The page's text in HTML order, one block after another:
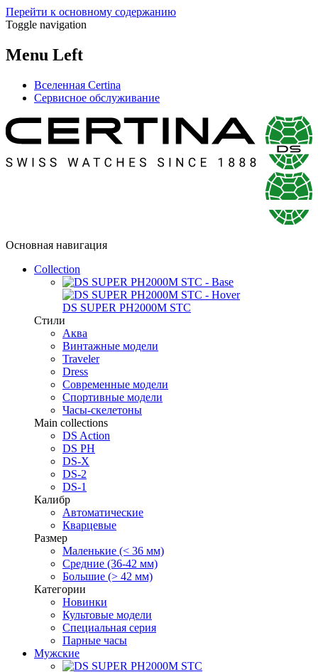
Перейти к основному содержанию
Toggle navigation
Menu Left
Вселенная Certina
Сервисное обслуживание
Основная навигация
Collection
DS SUPER PH2000M STC
Стили
Аква
Винтажные модели
Traveler
Dress
Современные модели
Спортивные модели
Часы-скелетоны
Main collections
DS Action
DS PH
DS-X
DS-2
DS-1
Калибр
Автоматические
Кварцевые
Размер
Маленькие (< 36 мм)
Средние (36-42 мм)
Большие (> 42 мм)
Категории
Новинки
Культовые модели
Специальная серия
Парные часы
Мужские